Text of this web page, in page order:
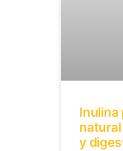
Inulina
y